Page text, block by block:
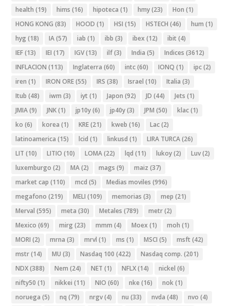
health (19) hims (16) hipoteca (1) hmy(23) Hon (1)
HONG KONG (83) HOOD (1) HSI (15) HSTECH (46) hum (1)
hyg (18) IA(57) iab (1) ibb (3) ibex (12) ibit (4)
IEF(13) IEI (17) IGV(13) ilf(3) India (5) Indices (3612)
INFLACION (113) Inglaterra (60) intc(60) IONQ (1) ipc(2)
iren (1) IRON ORE(55) IRS (38) Israel (10) Italia (3)
Itub (48) iwm (3) iyt (1) Japon (92) JD (44) Jets (1)
JMIA(9) JNK(1) jp10y(6) jp40y(3) JPM (50) klac(1)
ko (6) korea (1) KRE(21) kweb (16) Lac(2)
latinoamerica (15) lcid (1) linkusd (1) LIRA TURCA(26)
LIT (10) LITIO (10) LOMA(22) lqd (11) lukoy(2) Luv(2)
luxemburgo (2) MA(2) mags (9) maiz (37)
market cap (110) mcd (5) Medias moviles (996)
megafono (219) MELI (109) memorias (3) mep (21)
Merval (595) meta (30) Metales (789) metr(2)
Mexico (69) mirg (23) mmm (4) Moex (1) moh (1)
MORI (2) mrna (3) mrvl (1) ms (1) MSCI (5) msft (42)
mstr(14) MU (3) Nasdaq 100 (422) Nasdaq comp. (201)
NDX(388) Nem (24) NET (1) NFLX(14) nickel (6)
nifty50 (1) nikkei (11) NIO (60) nke (16) nok(1)
noruega (5) nq (79) nrgv(4) nu (33) nvda (48) nvo (4)